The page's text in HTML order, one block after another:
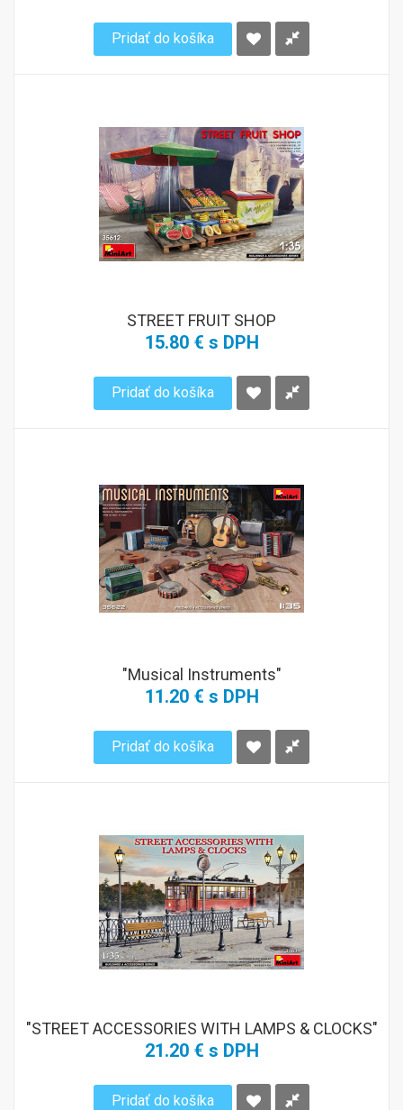
Pridať do košíka
STREET FRUIT SHOP
15.80 € s DPH
Pridať do košíka
"Musical Instruments"
11.20 € s DPH
Pridať do košíka
"STREET ACCESSORIES WITH LAMPS & CLOCKS"
21.20 € s DPH
Pridať do košíka